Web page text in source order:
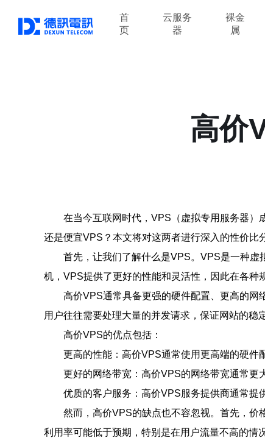
首
页
云服务
器
裸金
属
高价
在当今互联网时代，VPS（虚拟专用服务器）
还是便宜VPS？本文将对这两者进行深入的性价比
首先，让我们了解什么是VPS。VPS是一种虚
机，VPS提供了更好的性能和灵活性，因此在各种
高价VPS通常具备更强的硬件配置、更高的网
用户往往需要处理大量的并发请求，保证网站的稳
高价VPS的优点包括：
更高的性能：高价VPS通常使用更高端的硬件
更好的网络带宽：高价VPS的网络带宽通常更
优质的客户服务：高价VPS服务提供商通常提
然而，高价VPS的缺点也不容忽视。首先，
利用率可能低于预期，特别是在用户流量不高的情